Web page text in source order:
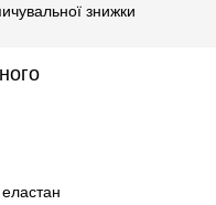
знижки